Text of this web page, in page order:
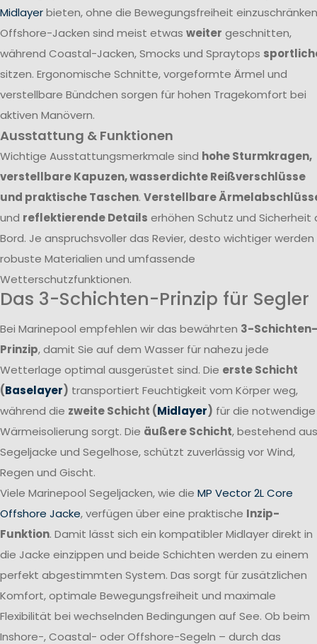
Midlayerbieten, ohne die Bewegungsfreiheit
Offshore-Jacken sind meist etwas weiter geschnitten,
während Coastal-Jacken, Smocks und Spraytops
sitzen. Ergonomische Schnitte, vorgeformte Ärmel und
verstellbare Bündchen sorgen für hohen Tragekomfort bei
aktiven Manövern.
Ausstattung & Funktionen
Wichtige Ausstattungsmerkmale sind hohe Sturmkragen,
verstellbare Kapuzen, wasserdichte Reißverschlüsse
und praktische Taschen. Verstellbare
und reflektierende Details erhöhen Schutz und Sicherheit
Bord. Je anspruchsvoller das Revier, desto wichtiger werden
robuste Materialien und umfassende
Wetterschutzfunktionen.
Das 3-Schichten-Prinzip für Segler
Bei Marinepool empfehlen wir das bewährten 3-Schichten-
Prinzip, damit Sie auf dem Wasser für nahezu jede
Wetterlage optimal ausgerüstet sind. Die erste Schicht
(Baselayer) transportiert Feuchtigkeit vom Körper weg,
während die zweite Schicht (Midlayer) für die notwendige
Wärmeisolierung sorgt. Die äußere Schicht, bestehend aus
Segeljacke und Segelhose, schützt zuverlässig vor Wind,
Regen und Gischt.
Viele Marinepool Segeljacken, wie die MP Vector 2L Core
Offshore Jacke, verfügen über eine praktische Inzip-
Funktion. Damit lässt sich ein kompatibler Midlayer direkt in
die Jacke einzippen und beide Schichten werden zu einem
perfekt abgestimmten System. Das sorgt für zusätzlichen
Komfort, optimale Bewegungsfreiheit und maximale
Flexibilität bei wechselnden Bedingungen auf See. Ob beim
Inshore-, Coastal- oder Offshore-Segeln – durch das